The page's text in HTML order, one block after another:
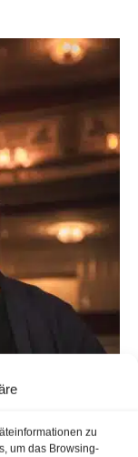
zu
um das Browsing-